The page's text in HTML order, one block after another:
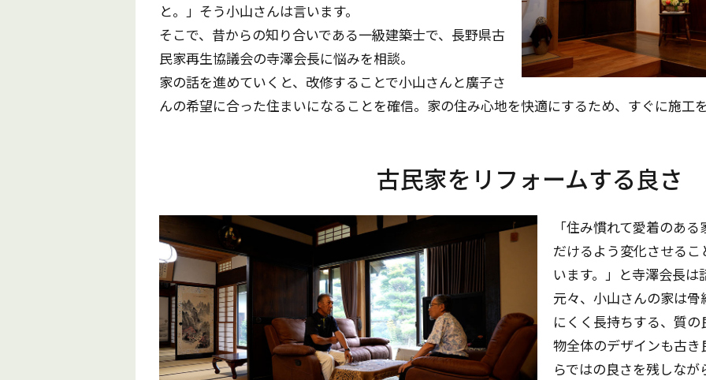
と。」そう小山さんは言います。
そこで、昔からの知り合いである一級建築士で、長野県古
民家再生協議会の寺澤会長に悩みを相談。
家の話を進めていくと、改修することで小山さんと廣子さ
んの希望に合った住まいになることを確信。家の住み心地を快適にするため、すぐに施工
古民家をリフォームする良さ
「住み慣れて愛着のあ
だけるよう変化させる
います。」と寺澤会長は
元々、小山さんの家は
にくく長持ちする、質
物全体のデザインも古
らではの良さを残しな